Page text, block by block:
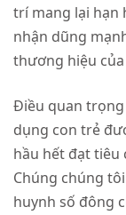
trí mang lại hạn
nhận dũng
thương hiệu
Điều quan
dụng con trẻ
hầu hết đạt tiêu
Chúng chúng
huynh số đông